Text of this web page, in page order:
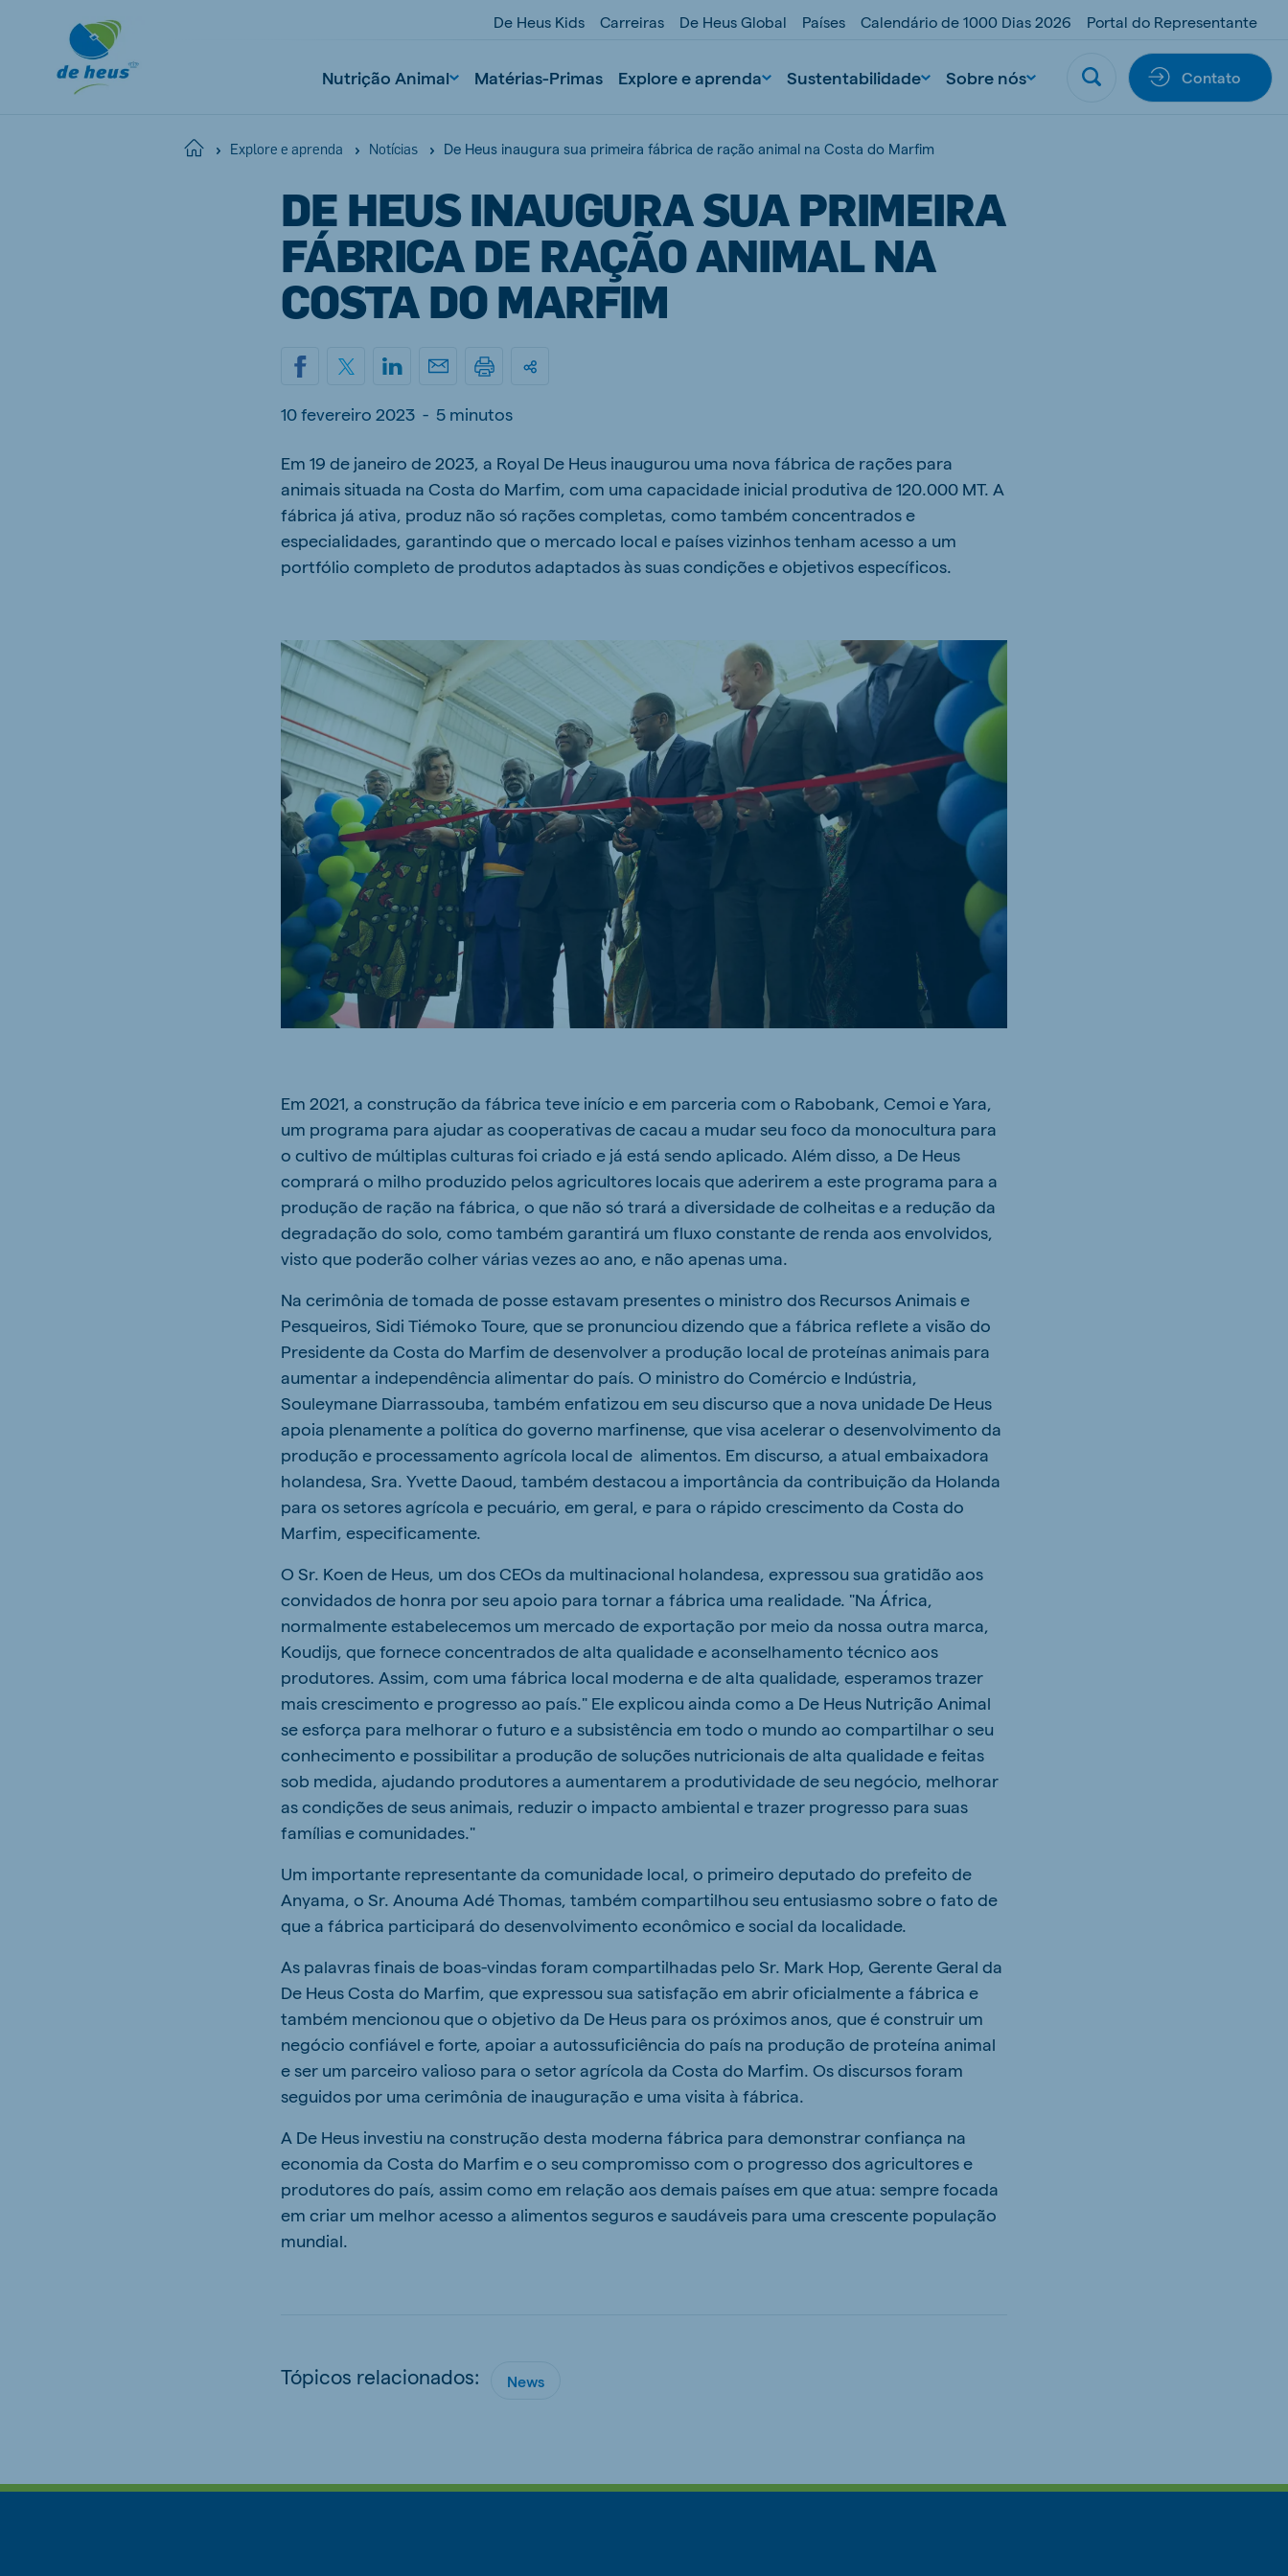
De Heus Kids Carreiras De Heus Global Países Calendário de 1000 Dias 2026 Portal do Representante
Nutrição Animal Matérias-Primas Explore e aprenda Sustentabilidade Sobre nós Contato
Home Explore e aprenda Notícias De Heus inaugura sua primeira fábrica de ração animal na Costa do Marfim
DE HEUS INAUGURA SUA PRIMEIRA
FÁBRICA DE RAÇÃO ANIMAL NA
COSTA DO MARFIM
10 fevereiro 2023 - 5 minutos
Em 19 de janeiro de 2023, a Royal De Heus inaugurou uma nova fábrica de rações para
animais situada na Costa do Marfim, com uma capacidade inicial produtiva de 120.000 MT. A
fábrica já ativa, produz não só rações completas, como também concentrados e
especialidades, garantindo que o mercado local e países vizinhos tenham acesso a um
portfólio completo de produtos adaptados às suas condições e objetivos específicos.
Em 2021, a construção da fábrica teve início e em parceria com o Rabobank, Cemoi e Yara,
um programa para ajudar as cooperativas de cacau a mudar seu foco da monocultura para
o cultivo de múltiplas culturas foi criado e já está sendo aplicado. Além disso, a De Heus
comprará o milho produzido pelos agricultores locais que aderirem a este programa para a
produção de ração na fábrica, o que não só trará a diversidade de colheitas e a redução da
degradação do solo, como também garantirá um fluxo constante de renda aos envolvidos,
visto que poderão colher várias vezes ao ano, e não apenas uma.
Na cerimônia de tomada de posse estavam presentes o ministro dos Recursos Animais e
Pesqueiros, Sidi Tiémoko Toure, que se pronunciou dizendo que a fábrica reflete a visão do
Presidente da Costa do Marfim de desenvolver a produção local de proteínas animais para
aumentar a independência alimentar do país. O ministro do Comércio e Indústria,
Souleymane Diarrassouba, também enfatizou em seu discurso que a nova unidade De Heus
apoia plenamente a política do governo marfinense, que visa acelerar o desenvolvimento da
produção e processamento agrícola local de alimentos. Em discurso, a atual embaixadora
holandesa, Sra. Yvette Daoud, também destacou a importância da contribuição da Holanda
para os setores agrícola e pecuário, em geral, e para o rápido crescimento da Costa do
Marfim, especificamente.
O Sr. Koen de Heus, um dos CEOs da multinacional holandesa, expressou sua gratidão aos
convidados de honra por seu apoio para tornar a fábrica uma realidade. "Na África,
normalmente estabelecemos um mercado de exportação por meio da nossa outra marca,
Koudijs, que fornece concentrados de alta qualidade e aconselhamento técnico aos
produtores. Assim, com uma fábrica local moderna e de alta qualidade, esperamos trazer
mais crescimento e progresso ao país." Ele explicou ainda como a De Heus Nutrição Animal
se esforça para melhorar o futuro e a subsistência em todo o mundo ao compartilhar o seu
conhecimento e possibilitar a produção de soluções nutricionais de alta qualidade e feitas
sob medida, ajudando produtores a aumentarem a produtividade de seu negócio, melhorar
as condições de seus animais, reduzir o impacto ambiental e trazer progresso para suas
famílias e comunidades."
Um importante representante da comunidade local, o primeiro deputado do prefeito de
Anyama, o Sr. Anouma Adé Thomas, também compartilhou seu entusiasmo sobre o fato de
que a fábrica participará do desenvolvimento econômico e social da localidade.
As palavras finais de boas-vindas foram compartilhadas pelo Sr. Mark Hop, Gerente Geral da
De Heus Costa do Marfim, que expressou sua satisfação em abrir oficialmente a fábrica e
também mencionou que o objetivo da De Heus para os próximos anos, que é construir um
negócio confiável e forte, apoiar a autossuficiência do país na produção de proteína animal
e ser um parceiro valioso para o setor agrícola da Costa do Marfim. Os discursos foram
seguidos por uma cerimônia de inauguração e uma visita à fábrica.
A De Heus investiu na construção desta moderna fábrica para demonstrar confiança na
economia da Costa do Marfim e o seu compromisso com o progresso dos agricultores e
produtores do país, assim como em relação aos demais países em que atua: sempre focada
em criar um melhor acesso a alimentos seguros e saudáveis ​​para uma crescente população
mundial.
Tópicos relacionados: News
Polish
Spanish
Slovakia
India
English
South Africa
English
Ghana (Koudijs)
English
Ethiopia (Koudijs)
English
Ukraine (Koudijs)
Ukrainian
Russia (Koudijs)
Russian